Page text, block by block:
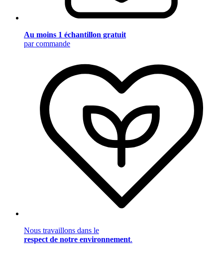
Au moins 1 échantillon gratuit
par commande
Nous travaillons dans le
respect de notre environnement.